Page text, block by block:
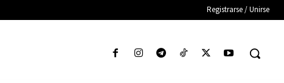
Registrarse / Unirse